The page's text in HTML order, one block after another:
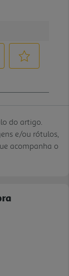
do artigo.
e/ou rótulos,
acompanha o